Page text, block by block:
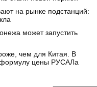
на рынке подстанций:
может запустить
чем для Китая. В
формулу цены РУСАЛа